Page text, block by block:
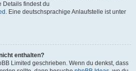
Details findest du
. Eine deutschsprachige Anlaufstelle ist unter
enthalten?
Limited geschrieben. Wenn du denkst, dass